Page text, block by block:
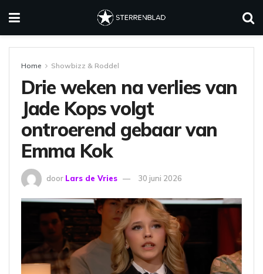
Home Showbizz & Roddel
Drie weken na verlies van
Jade Kops volgt
ontroerend gebaar van
Emma Kok
door Lars de Vries 30 juni 2026